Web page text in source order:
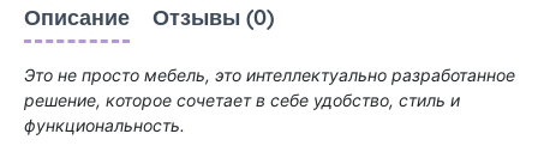
Описание Отзывы (0)
Это не просто мебель, это интеллектуально разработанное
решение, которое сочетает в себе удобство, стиль и
функциональность.